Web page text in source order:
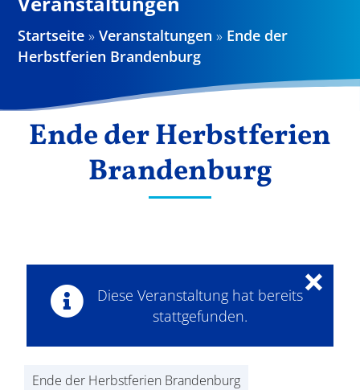
Projekte
Ergebnisse
Startseite »Veranstaltungen » Ende der
Herbstferien Brandenburg
Ende der Herbstferien
Brandenburg
Diese Veranstaltung hat bereits
stattgefunden.
×
Ende der Herbstferien Brandenburg